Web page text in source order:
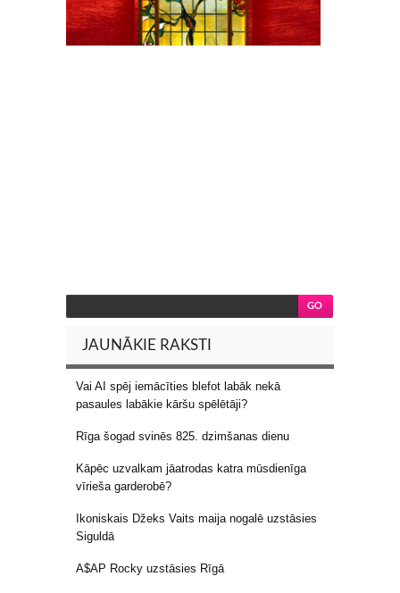
JAUNĀKIE RAKSTI
Vai AI spēj iemācīties blefot labāk nekā
pasaules labākie kāršu spēlētāji?
Rīga šogad svinēs 825. dzimšanas dienu
Kāpēc uzvalkam jāatrodas katra mūsdienīga
vīrieša garderobē?
Ikoniskais Džeks Vaits maija nogalē uzstāsies
Siguldā
A$AP Rocky uzstāsies Rīgā